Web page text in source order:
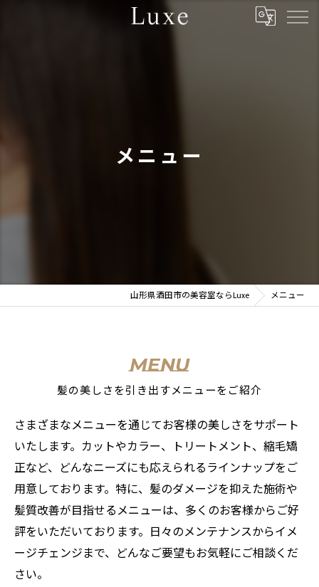
メニュー
山形県酒田市の美容室ならLuxe メニュー
髪の美しさを引き出すメニューをご紹介
MENU
さまざまなメニューを通じてお客様の美しさをサポート
いたします。カットやカラー、トリートメント、縮毛矯
正など、どんなニーズにも応えられるラインナップをご
用意しております。特に、髪のダメージを抑えた施術や
髪質改善が目指せるメニューは、多くのお客様からご好
評をいただいております。日々のメンテナンスからイメ
ージチェンジまで、どんなご要望もお気軽にご相談くだ
さい。